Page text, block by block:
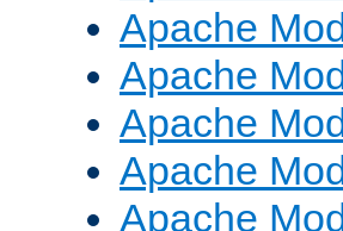
Apache
Apache
Apache
Apache
Apache